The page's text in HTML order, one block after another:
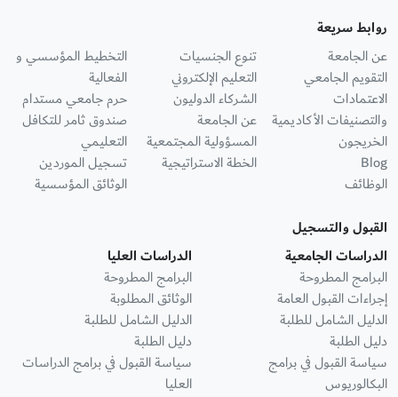
روابط سريعة
عن الجامعة
التقويم الجامعي
الاعتمادات
والتصنيفات الأكاديمية
الخريجون
Blog
الوظائف
تنوع الجنسيات
التعليم الإلكتروني
الشركاء الدوليون
عن الجامعة
المسؤولية المجتمعية
الخطة الاستراتيجية
التخطيط المؤسسي و
الفعالية
حرم جامعي مستدام
صندوق ثامر للتكافل
التعليمي
تسجيل الموردين
الوثائق المؤسسية
القبول والتسجيل
الدراسات الجامعية
البرامج المطروحة
إجراءات القبول العامة
الدليل الشامل للطلبة
دليل الطلبة
سياسة القبول في برامج
البكالوريوس
الدراسات العليا
البرامج المطروحة
الوثائق المطلوبة
الدليل الشامل للطلبة
دليل الطلبة
سياسة القبول في برامج الدراسات
العليا